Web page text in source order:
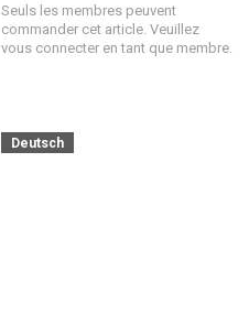
Seuls les membres peuvent
commander cet article. Veuillez
vous connecter en tant que membre.
Deutsch